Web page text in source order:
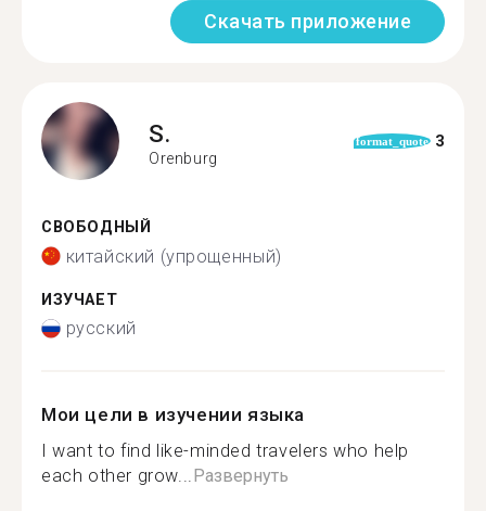
Скачать приложение
S.
Orenburg
format_quote 3
СВОБОДНЫЙ
китайский (упрощенный)
ИЗУЧАЕТ
русский
Мои цели в изучении языка
I want to find like-minded travelers who help
each other grow...Развернуть